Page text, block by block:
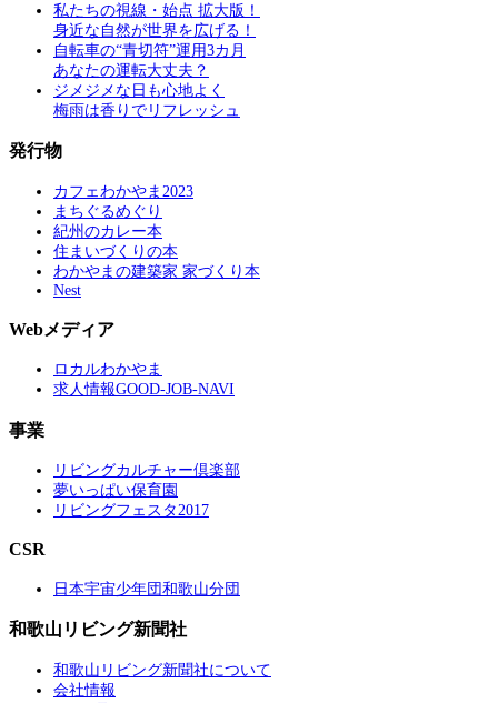
私たちの視線・始点 拡大版！
身近な自然が世界を広げる！
自転車の“青切符”運用3カ月
あなたの運転大丈夫？
ジメジメな日も心地よく
梅雨は香りでリフレッシュ
発行物
カフェわかやま2023
まちぐるめぐり
紀州のカレー本
住まいづくりの本
わかやまの建築家 家づくり本
Nest
Webメディア
ロカルわかやま
求人情報GOOD-JOB-NAVI
事業
リビングカルチャー倶楽部
夢いっぱい保育園
リビングフェスタ2017
CSR
日本宇宙少年団和歌山分団
和歌山リビング新聞社
和歌山リビング新聞社について
会社情報